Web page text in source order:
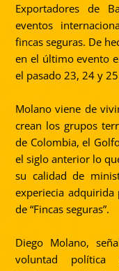
Exportadores de
eventos
fincas seguras. De
en el último evento
el pasado 23, 24 y
Molano viene de
crean los grupos
de Colombia, el
el siglo anterior lo
su calidad de
experiecia
de “Fincas seguras”.
Diego Molano,
voluntad